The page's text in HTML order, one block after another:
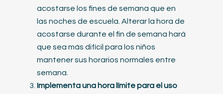
acostarse los fines de semana que en
las noches de escuela. Alterar la hora de
acostarse durante el fin de semana hará
que sea más difícil para los niños
mantener sus horarios normales entre
semana.
Implementa una hora límite para el uso